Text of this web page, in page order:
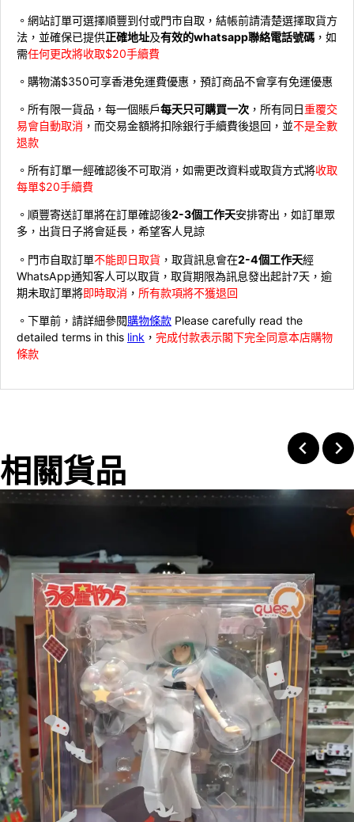
。網站訂單可選擇順豐到付或門市自取，結帳前請清楚選擇取貨方
法，並確保已提供正確地址及有效的whatsapp聯絡電話號碼 ，如
需任何更改將收取$20手續費
。購物滿$350可享香港免運費優惠，預訂商品不會享有免運優惠
。所有限一貨品，每一個賬戶每天只可購買一次 ，所有同日重覆交
易會自動取消 ，而交易金額將扣除銀行手續費後退回，並不是全數
退款
。所有訂單一經確認後不可取消，如需更改資料或取貨方式將收取
每單$20手續費
。順豐寄送訂單將在訂單確認後2-3個工作天安排寄出，如訂單眾
多，出貨日子將會延長，希望客人見諒
。門市自取訂單不能即日取貨 ，取貨訊息會在2-4個工作天經
WhatsApp通知客人可以取貨，取貨期限為訊息發出起計7天，逾
期未取訂單將即時取消 ， 所有款項將不獲退回
。下單前，請詳細參閱購物條款 Please carefully read the
detailed terms in this link ， 完成付款表示閣下完全同意本店購物
條款
相關貨品